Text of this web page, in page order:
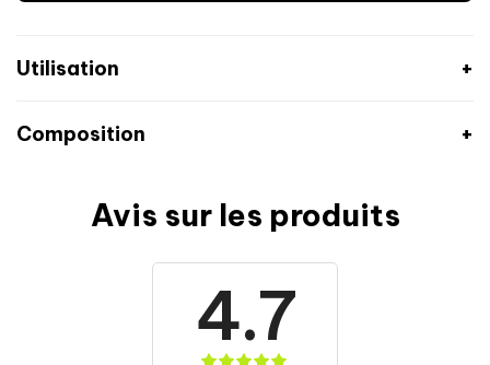
Utilisation
Composition
Informations nutritionnelles 1 dose (5 gélules)
1500 mg
Avis sur les produits
4.7